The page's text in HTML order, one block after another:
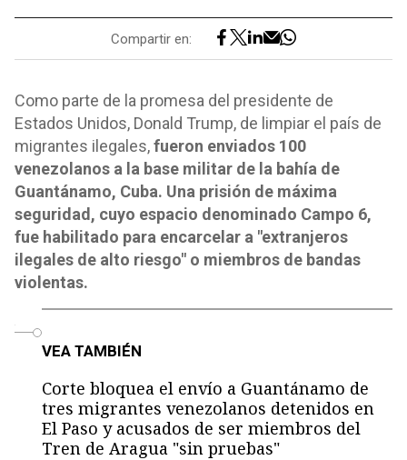
Compartir en:
Como parte de la promesa del presidente de
Estados Unidos, Donald Trump, de limpiar el país de
migrantes ilegales,fueron enviados 100
venezolanos a la base militar de la bahía de
Guantánamo, Cuba. Una prisión de máxima
seguridad, cuyo espacio denominado Campo 6,
fue habilitado para encarcelar a "extranjeros
ilegales de alto riesgo" o miembros de bandas
violentas.
VEA TAMBIÉN
Corte bloquea el envío a Guantánamo de
tres migrantes venezolanos detenidos en
El Paso y acusados de ser miembros del
Tren de Aragua "sin pruebas"